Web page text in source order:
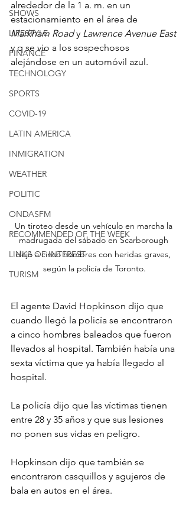
SHOWS
LIFESTYLE
FINANCE
TECHNOLOGY
SPORTS
COVID-19
LATIN AMERICA
INMIGRATION
WEATHER
POLITIC
ONDASFM
RECOMMENDED OF THE WEEK
LINKS OF INTEREST
TURISM
alrededor de la 1 a. m. en un
estacionamiento en el área de
Markham Road y Lawrence Avenue East
y q se vio a los sospechosos
alejándose en un automóvil azul.
Un tiroteo desde un vehículo en marcha la
madrugada del sábado en Scarborough
dejó a cinco hombres con heridas graves,
según la policía de Toronto.
El agente David Hopkinson dijo que
cuando llegó la policía se encontraron
a cinco hombres baleados que fueron
llevados al hospital. También había una
sexta víctima que ya había llegado al
hospital.
La policía dijo que las víctimas tienen
entre 28 y 35 años y que sus lesiones
no ponen sus vidas en peligro.
Hopkinson dijo que también se
encontraron casquillos y agujeros de
bala en autos en el área.